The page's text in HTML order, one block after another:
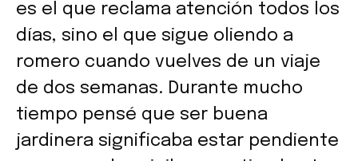
es el que reclama atención todos los
días, sino el que sigue oliendo a
romero cuando vuelves de un viaje
de dos semanas. Durante mucho
tiempo pensé que ser buena
jardinera significaba estar pendiente